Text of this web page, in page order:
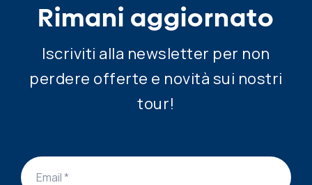
Rimani aggiornato
Iscriviti alla newsletter per non
perdere offerte e novità sui nostri
tour!